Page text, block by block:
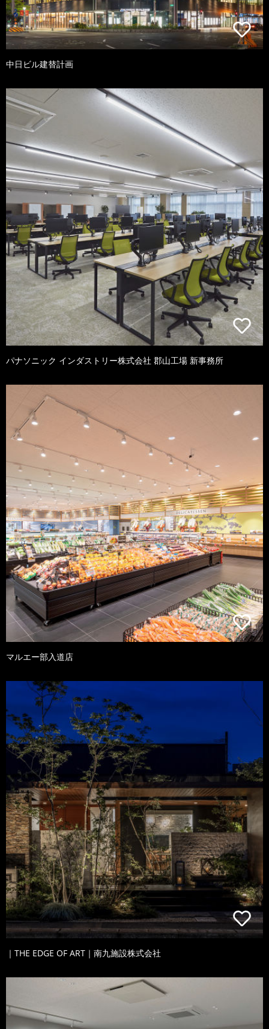
中日ビル建替計画
パナソニック インダストリー株式会社 郡山工場 新事務所
マルエー部入道店
｜THE EDGE OF ART｜南九施設株式会社